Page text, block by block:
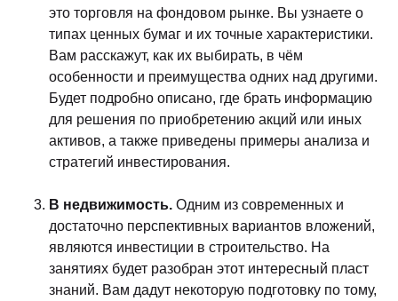
это торговля на фондовом рынке. Вы узнаете о
типах ценных бумаг и их точные характеристики.
Вам расскажут, как их выбирать, в чём
особенности и преимущества одних над другими.
Будет подробно описано, где брать информацию
для решения по приобретению акций или иных
активов, а также приведены примеры анализа и
стратегий инвестирования.
В недвижимость. Одним из современных и
достаточно перспективных вариантов вложений,
являются инвестиции в строительство. На
занятиях будет разобран этот интересный пласт
знаний. Вам дадут некоторую подготовку по тому,